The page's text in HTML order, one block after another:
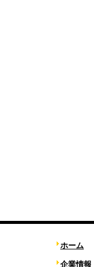
ホーム
企業情報